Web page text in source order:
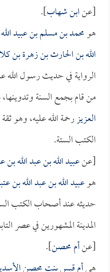
[عنابن شهاب].
هومحمد بن مسلم بن عبيد
الله بن الحارث بن زهرة بن
الرواية في حديث رسول الله
من قام بجمع السنة
العزيزرحمة الله عليه، وهو
الكتب الستة.
[عنعبيد الله بن عبد الله بن
هوعبيد الله بن عبد الله بن
حديثه عند أصحاب الكتب
المدينة المشهورين في عصر
[عنأم محصن].